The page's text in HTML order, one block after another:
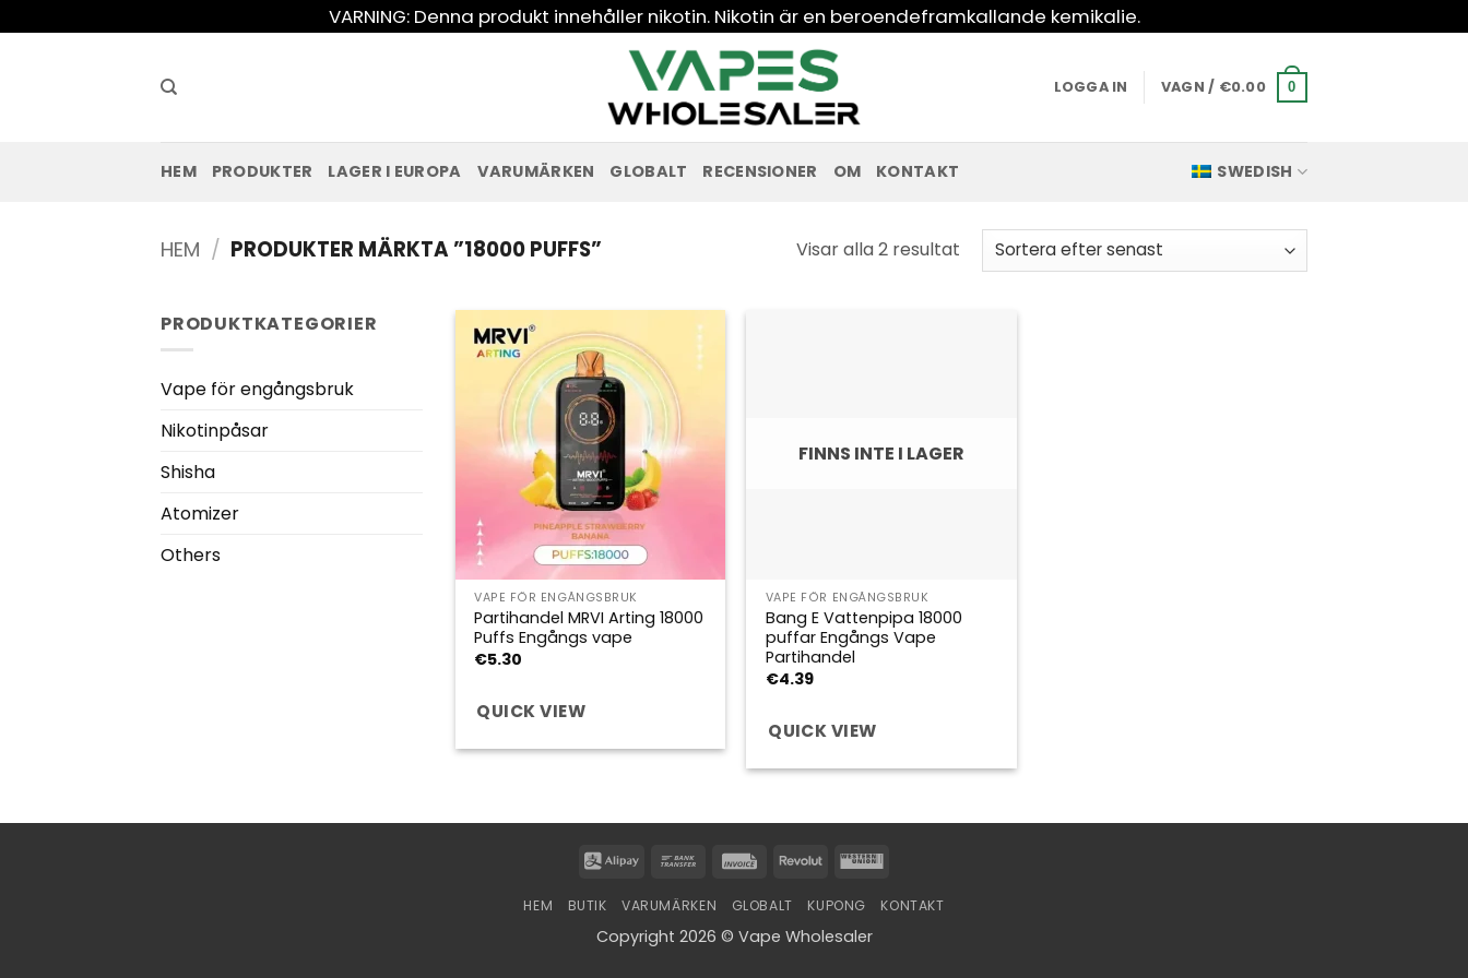
till
VARNING: Denna produkt innehåller nikotin. Nikotin är en beroendeframkallande kemikalie.
LOGGA IN VAGN / €0.00 0
HEM PRODUKTER LAGER I EUROPA VARUMÄRKEN GLOBALT RECENSIONER OM KONTAKT SWEDISH
HEM / PRODUKTER MÄRKTA ”18000 PUFFS” Visar alla 2 resultatSortera
efter
PRODUKTKATEGORIER
Vape för engångsbruk
Nikotinpåsar
Shisha
Atomizer
Others
VAPE FÖR ENGÅNGSBRUK
Partihandel MRVI Arting 18000
Puffs Engångs vape
€5.30
QUICK VIEW
FINNS INTE I LAGER
VAPE FÖR ENGÅNGSBRUK
Bang E Vattenpipa 18000
puffar Engångs Vape
Partihandel
€4.39
QUICK VIEW
Alipay
Bank
Invoice RevolutWestern
HEM BUTIK VARUMÄRKEN GLOBALT KUPONG KONTAKT
Copyright 2026 © Vape Wholesaler